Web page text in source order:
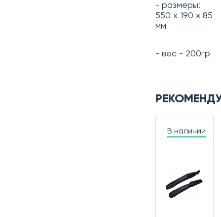
- размеры:
550 x 190 x 85
мм
- вес - 200гр
В наличии